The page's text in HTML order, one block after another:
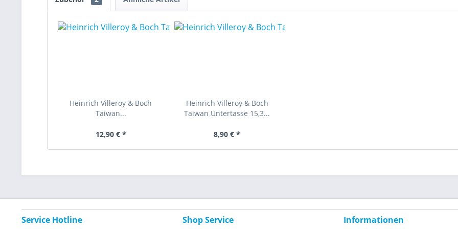
Heinrich Villeroy & Boch
Taiwan...
12,90 € *
Heinrich Villeroy & Boch
Taiwan Untertasse 15,3...
8,90 € *
Service Hotline Shop Service Informationen